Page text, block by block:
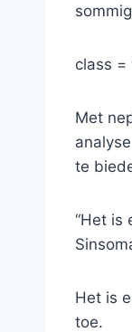
class =
Met
te
“Het is
Het is
toe.